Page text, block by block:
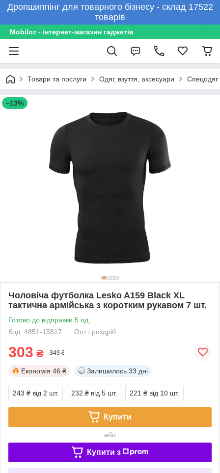
Дропшиппінг для товарного бізнесу - склад 17522
товарів
Mobiloz - інтернет-магазин гаджетів
Товари та послуги Одяг, взуття, аксесуари Спецодяг
–13%
Чоловіча футболка Lesko A159 Black XL
тактична армійська з коротким рукавом 7 шт.
Готово до відправки 5 од.
Код: 4851-15817
Опт і роздріб
303 ₴ 349 ₴
Економія 46 ₴ Залишилось 33 дні
243 ₴ від 2 шт. 232 ₴ від 5 шт. 221 ₴ від 10 шт.
Купити
або
Купити з